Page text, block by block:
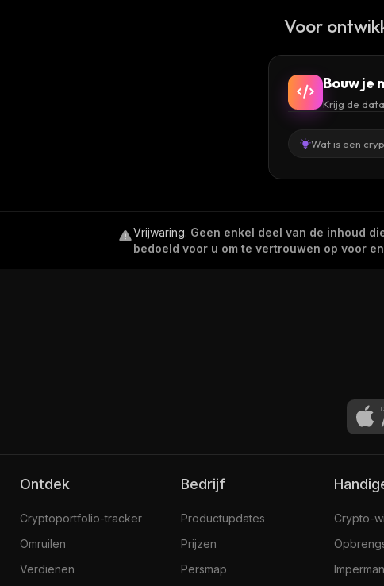
Voor
Bouw je
Krijg de
Wat is een
Vrijwaring. Geen enkel deel van de inhoud
bedoeld voor u om te vertrouwen op voor
Ontdek
Cryptoportfolio-tracker
Omruilen
Verdienen
Bedrijf
Productupdates
Prijzen
Persmap
Crypto-